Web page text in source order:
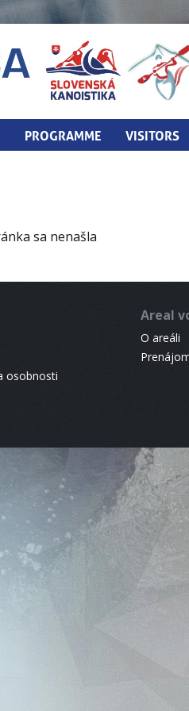
PROGRAMME VISITORS
sa nenašla
osobnosti
Areal
O areáli